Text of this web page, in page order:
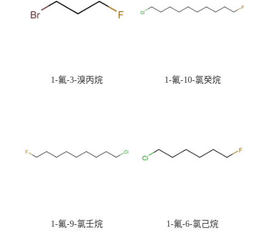
1-氟-3-溴丙烷 1-氟-10-氯癸烷
1-氟-9-氯壬烷 1-氟-6-氯己烷